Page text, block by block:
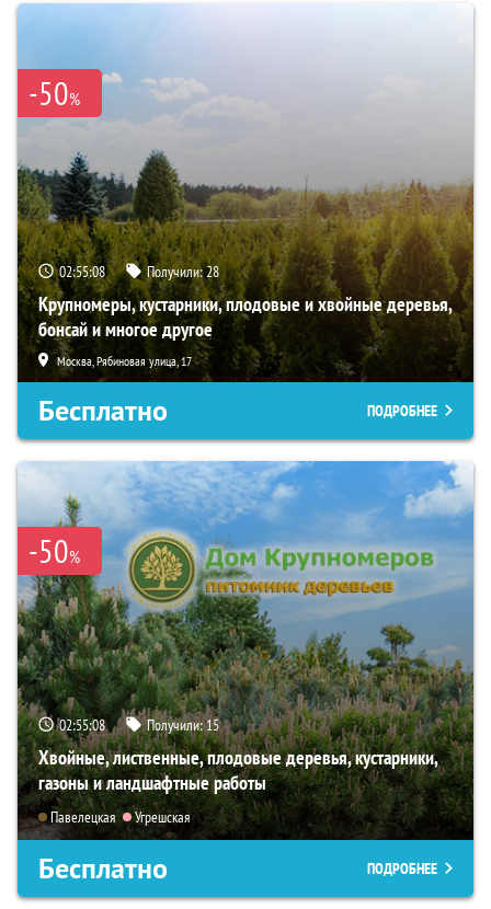
-50%
02:55:07 Получили:28
Крупномеры, кустарники, плодовые и хвойные деревья,
бонсай и многое другое
Москва, Рябиновая улица, 17
Бесплатно ПОДРОБНЕЕ
-50%
02:55:07 Получили:15
Хвойные, лиственные, плодовые деревья, кустарники,
газоны и ландшафтные работы
Павелецкая Угрешская
Бесплатно ПОДРОБНЕЕ